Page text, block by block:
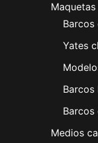
Barcos
Yates
Medios